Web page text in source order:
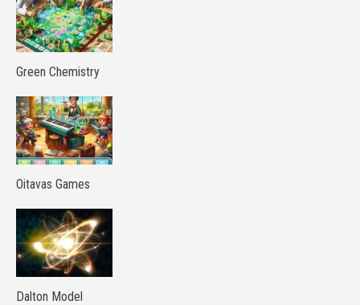
Green Chemistry
Oitavas Games
Dalton Model